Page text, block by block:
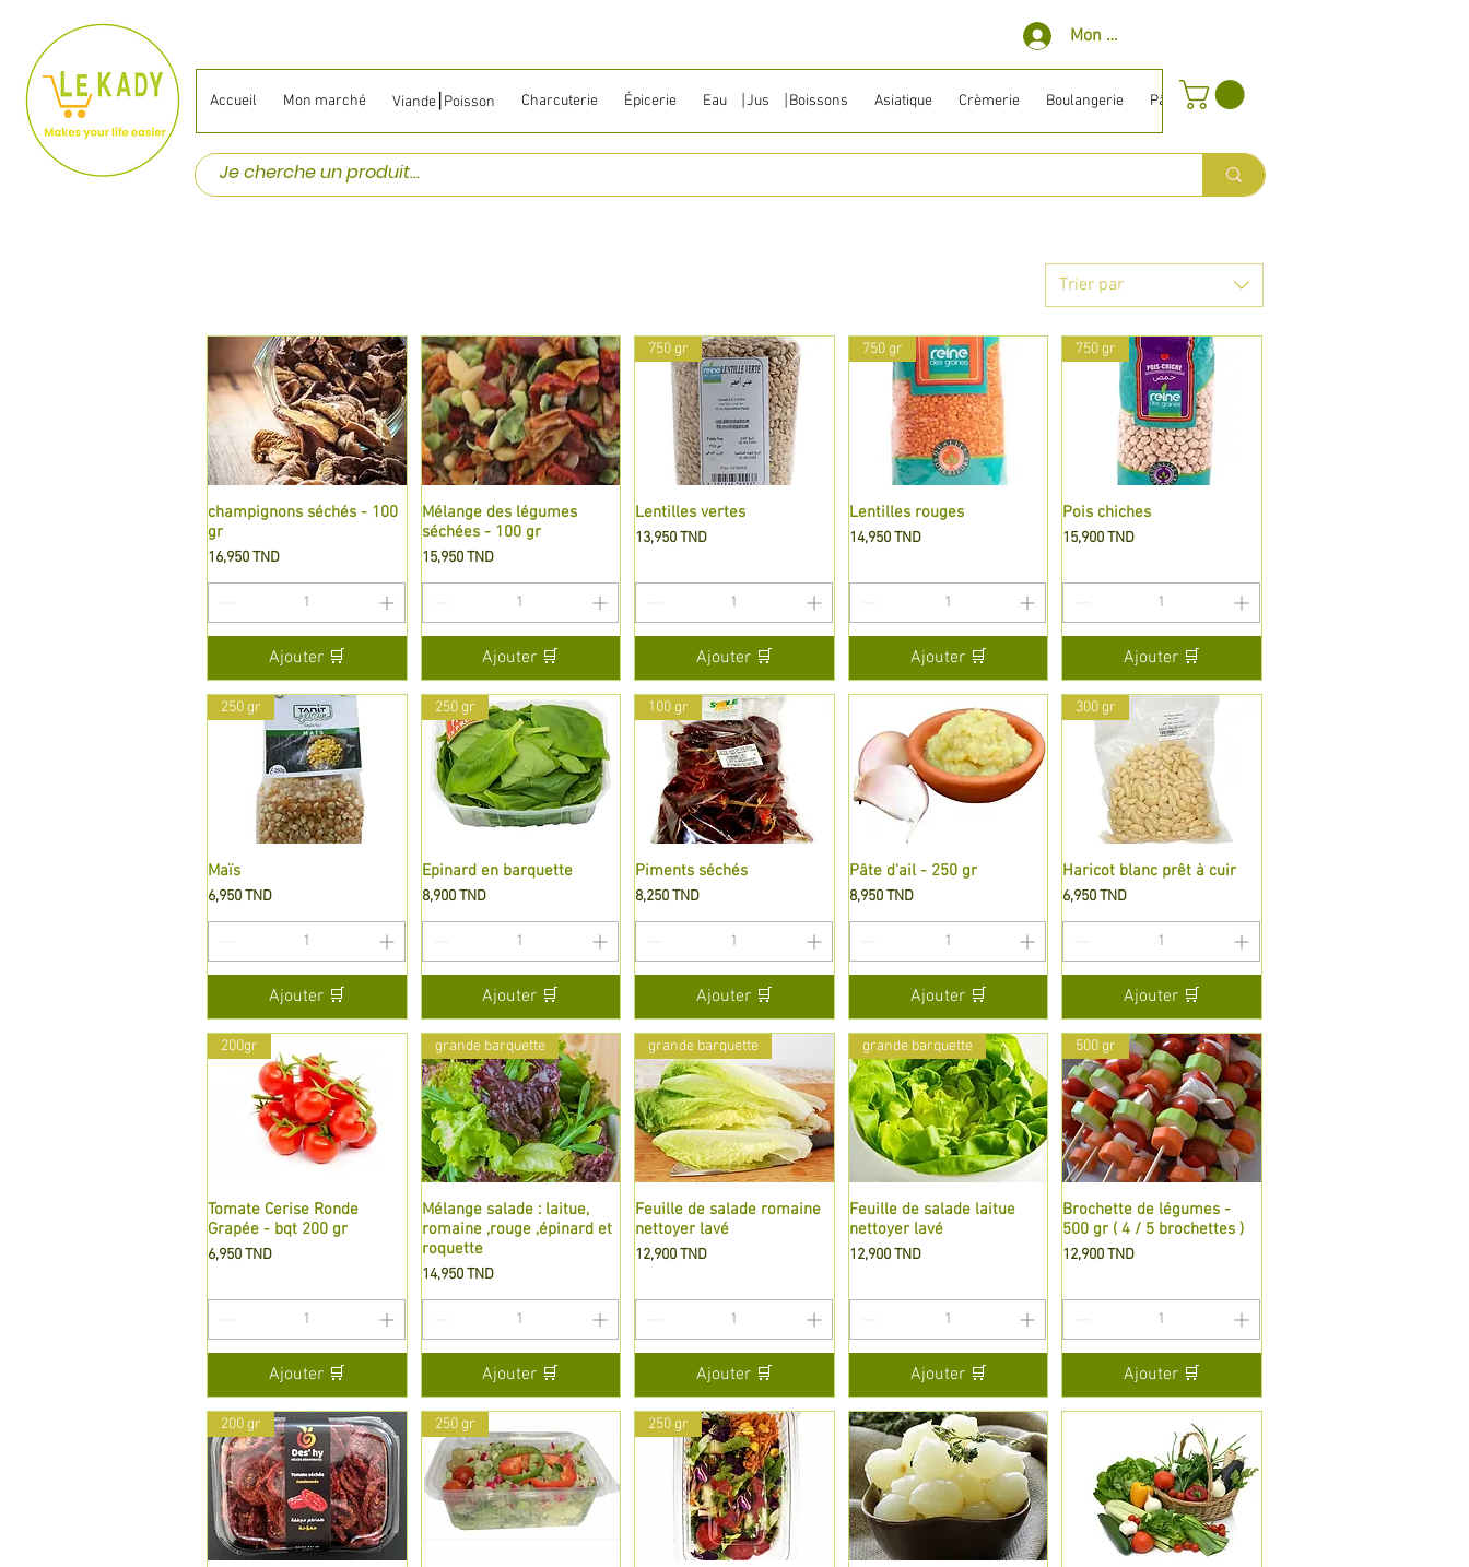
Mon compte
Accueil Mon marché Viande⎮Poisson Charcuterie Épicerie Eau ⎹ Jus ⎹ Boissons Asiatique Crèmerie Boulangerie Pâtisserie Surgelé
Trier par
Aperçu rapide
champignons séchés - 100
gr
Prix
16,950 TND
Ajouter 🛒
Aperçu rapide
Mélange des légumes
séchées - 100 gr
Prix
15,950 TND
Ajouter 🛒
Aperçu rapide
750 gr
Lentilles vertes
Prix
13,950 TND
Ajouter 🛒
Aperçu rapide
750 gr
Lentilles rouges
Prix
14,950 TND
Ajouter 🛒
Aperçu rapide
750 gr
Pois chiches
Prix
15,900 TND
Ajouter 🛒
250 gr
Maïs
Prix
6,950 TND
Ajouter 🛒
Aperçu rapide
250 gr
Epinard en barquette
Prix
8,900 TND
Ajouter 🛒
Aperçu rapide
100 gr
Piments séchés
Prix
8,250 TND
Ajouter 🛒
Aperçu rapide
Pâte d'ail - 250 gr
Prix
8,950 TND
Ajouter 🛒
Aperçu rapide
300 gr
Haricot blanc prêt à cuir
Prix
6,950 TND
Ajouter 🛒
Aperçu rapide
200gr
Tomate Cerise Ronde
Grapée - bqt 200 gr
Prix
6,950 TND
Ajouter 🛒
Aperçu rapide
grande barquette
Mélange salade : laitue,
romaine ,rouge ,épinard et
roquette
Prix
14,950 TND
Ajouter 🛒
Aperçu rapide
grande barquette
Feuille de salade romaine
nettoyer lavé
Prix
12,900 TND
Ajouter 🛒
Aperçu rapide
grande barquette
Feuille de salade laitue
nettoyer lavé
Prix
12,900 TND
Ajouter 🛒
Aperçu rapide
500 gr
Brochette de légumes -
500 gr ( 4 / 5 brochettes )
Prix
12,900 TND
Ajouter 🛒
200 gr 250 gr 250 gr